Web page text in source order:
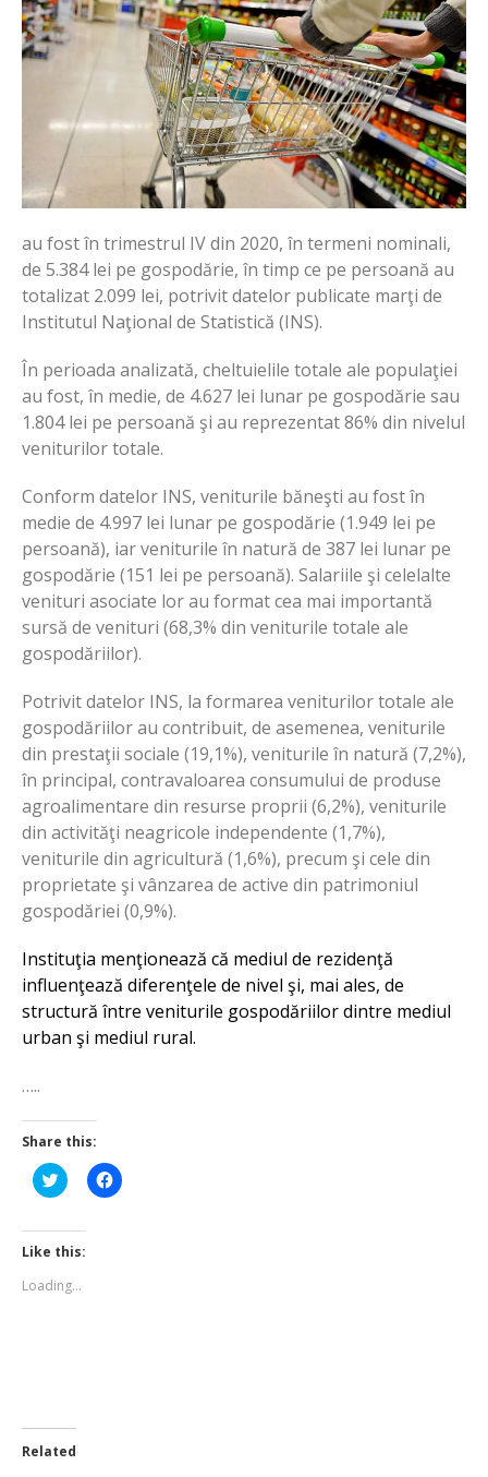
au fost în trimestrul IV din 2020, în termeni nominali,
de 5.384 lei pe gospodărie, în timp ce pe persoană au
totalizat 2.099 lei, potrivit datelor publicate marţi de
Institutul Naţional de Statistică (INS).
În perioada analizată, cheltuielile totale ale populaţiei
au fost, în medie, de 4.627 lei lunar pe gospodărie sau
1.804 lei pe persoană şi au reprezentat 86% din nivelul
veniturilor totale.
Conform datelor INS, veniturile băneşti au fost în
medie de 4.997 lei lunar pe gospodărie (1.949 lei pe
persoană), iar veniturile în natură de 387 lei lunar pe
gospodărie (151 lei pe persoană). Salariile şi celelalte
venituri asociate lor au format cea mai importantă
sursă de venituri (68,3% din veniturile totale ale
gospodăriilor).
Potrivit datelor INS, la formarea veniturilor totale ale
gospodăriilor au contribuit, de asemenea, veniturile
din prestaţii sociale (19,1%), veniturile în natură (7,2%),
în principal, contravaloarea consumului de produse
agroalimentare din resurse proprii (6,2%), veniturile
din activităţi neagricole independente (1,7%),
veniturile din agricultură (1,6%), precum şi cele din
proprietate şi vânzarea de active din patrimoniul
gospodăriei (0,9%).
Instituţia menţionează că mediul de rezidenţă
influenţează diferenţele de nivel şi, mai ales, de
structură între veniturile gospodăriilor dintre mediul
urban şi mediul rural.
…..
Share this:
Click
to
Twitter
(Opens
in
window)
Click
to
Like this:
Loading...
Related